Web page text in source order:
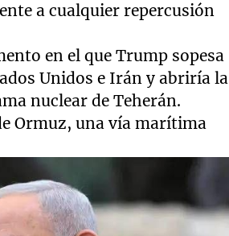
a cualquier repercusión
en el que Trump sopesa
Unidos e Irán y abriría la
nuclear de Teherán.
Ormuz, una vía marítima